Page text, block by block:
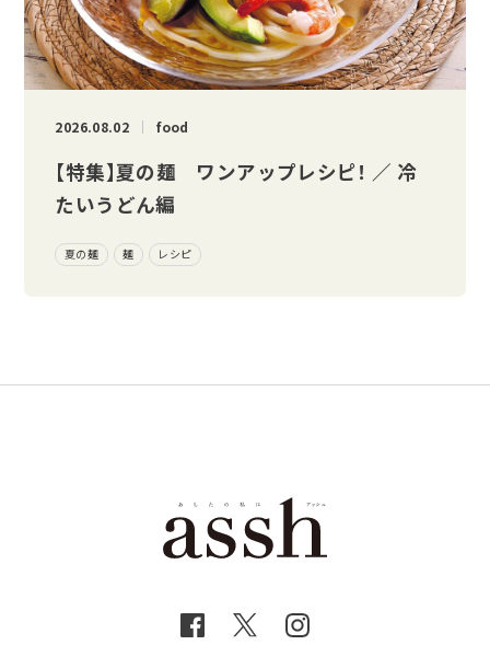
2026.08.02 food
【特集】夏の麺 ワンアップレシピ！ ／ 冷
たいうどん編
夏の麺 麺 レシピ